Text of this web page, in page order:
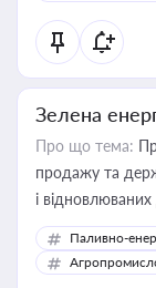
Зелена
Про що тема:
продажу та
і
Паливно-